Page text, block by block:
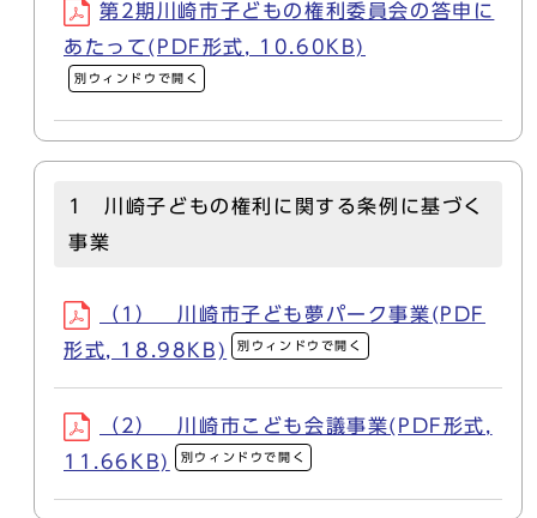
第2期川崎市子どもの権利委員会の答申に
あたって(PDF形式, 10.60KB)
別ウィンドウで開く
1 川崎子どもの権利に関する条例に基づく
事業
（1） 川崎市子ども夢パーク事業(PDF
形式, 18.98KB)
別ウィンドウで開く
（2） 川崎市こども会議事業(PDF形式,
11.66KB)
別ウィンドウで開く